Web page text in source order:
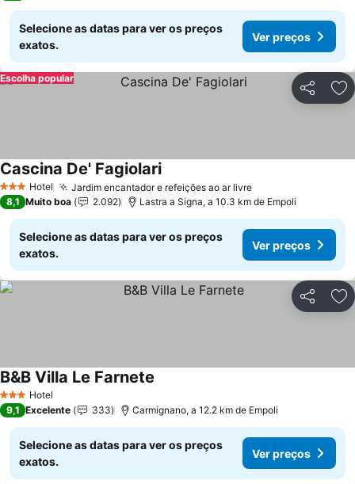
Selecione as datas para ver os preços
exatos.
Ver preços
Partilhar
Escolha popular
3 EstrelasHotel Jardim encantador e refeições ao ar livre
Cascina De' Fagiolari
8,1 Muito boa 2.092 Lastra a Signa, a 10.3 km de Empoli
Selecione as datas para ver os preços
exatos.
Ver preços
Partilhar
3 EstrelasHotel
B&B Villa Le Farnete
9,1 Excelente 333 Carmignano, a 12.2 km de Empoli
Selecione as datas para ver os preços
exatos.
Ver preços